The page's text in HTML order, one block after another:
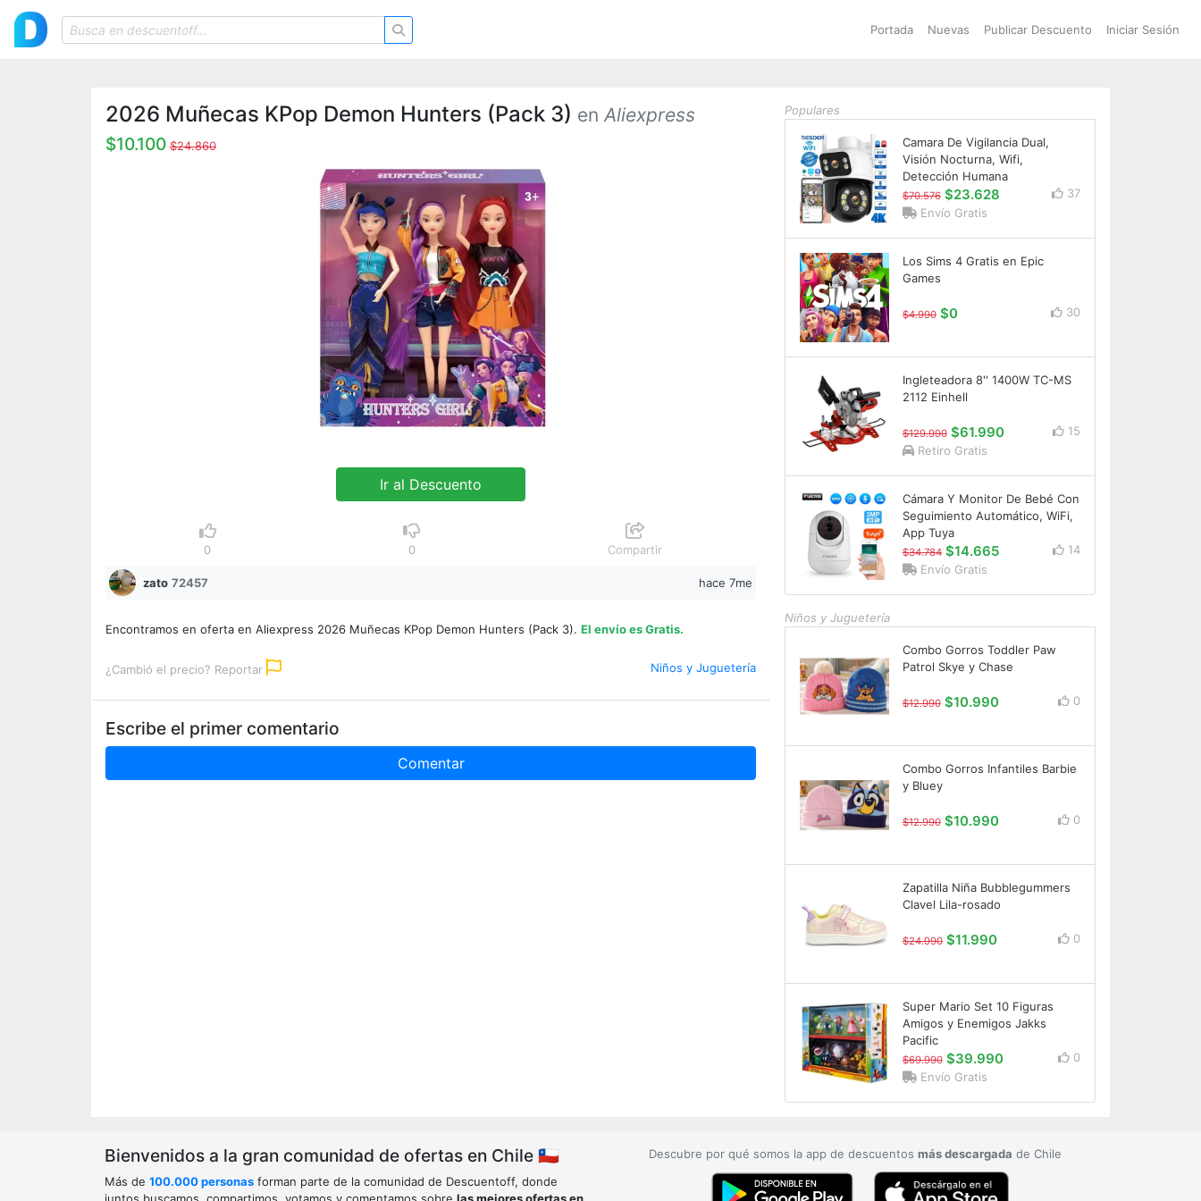
Portada Nuevas Publicar Descuento Iniciar Sesión
2026 Muñecas KPop Demon Hunters (Pack 3) enAliexpress
$10.100 $24.860
Ir al Descuento
0 0 Compartir
zato 72457 hace 7me
Encontramos en oferta en Aliexpress 2026 Muñecas KPop Demon Hunters (Pack 3). El envío es Gratis.
¿Cambió el precio? Reportar Niños y Juguetería
Escribe el primer comentario
Comentar
Populares
Camara De Vigilancia Dual,
Visión Nocturna, Wifi,
Detección Humana
$70.576 $23.628
37
Envío Gratis
Los Sims 4 Gratis en Epic
Games
$4.990 $0 30
Ingleteadora 8'' 1400W TC-MS
2112 Einhell
$129.990 $61.990
15
Retiro Gratis
Cámara Y Monitor De Bebé Con
Seguimiento Automático, WiFi,
App Tuya
$34.784 $14.665
14
Envío Gratis
Niños y Juguetería
Combo Gorros Toddler Paw
Patrol Skye y Chase
$12.990 $10.990 0
Combo Gorros Infantiles Barbie
y Bluey
$12.990 $10.990 0
Zapatilla Niña Bubblegummers
Clavel Lila-rosado
$24.990 $11.990 0
Super Mario Set 10 Figuras
Amigos y Enemigos Jakks
Pacific
$69.990 $39.990
0
Envío Gratis
Bienvenidos a la gran comunidad de ofertas en Chile 🇨🇱
Más de 100.000 personas forman parte de la comunidad de Descuentoff, donde
Descubre por qué somos la app de descuentos más descargada de Chile